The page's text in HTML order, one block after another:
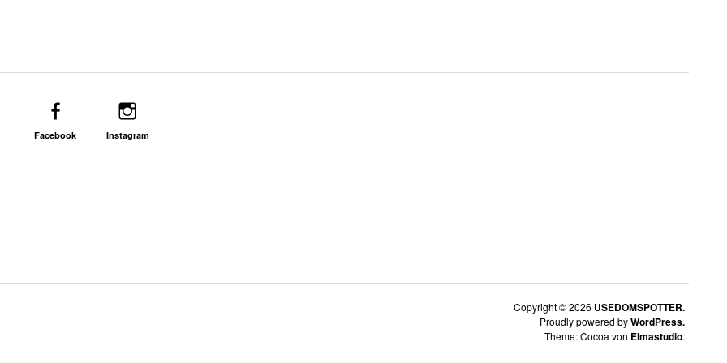
Facebook Instagram
Copyright © 2026 USEDOMSPOTTER.
Proudly powered byWordPress.
Theme: Cocoa von Elmastudio.